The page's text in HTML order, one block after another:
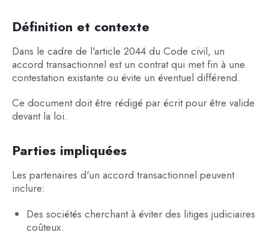
Définition et contexte
Dans le cadre de l'article 2044 du Code civil, un
accord transactionnel est un contrat qui met fin à une
contestation existante ou évite un éventuel différend.
Ce document doit être rédigé par écrit pour être valide
devant la loi.
Parties impliquées
Les partenaires d'un accord transactionnel peuvent
inclure:
Des sociétés cherchant à éviter des litiges judiciaires
coûteux.